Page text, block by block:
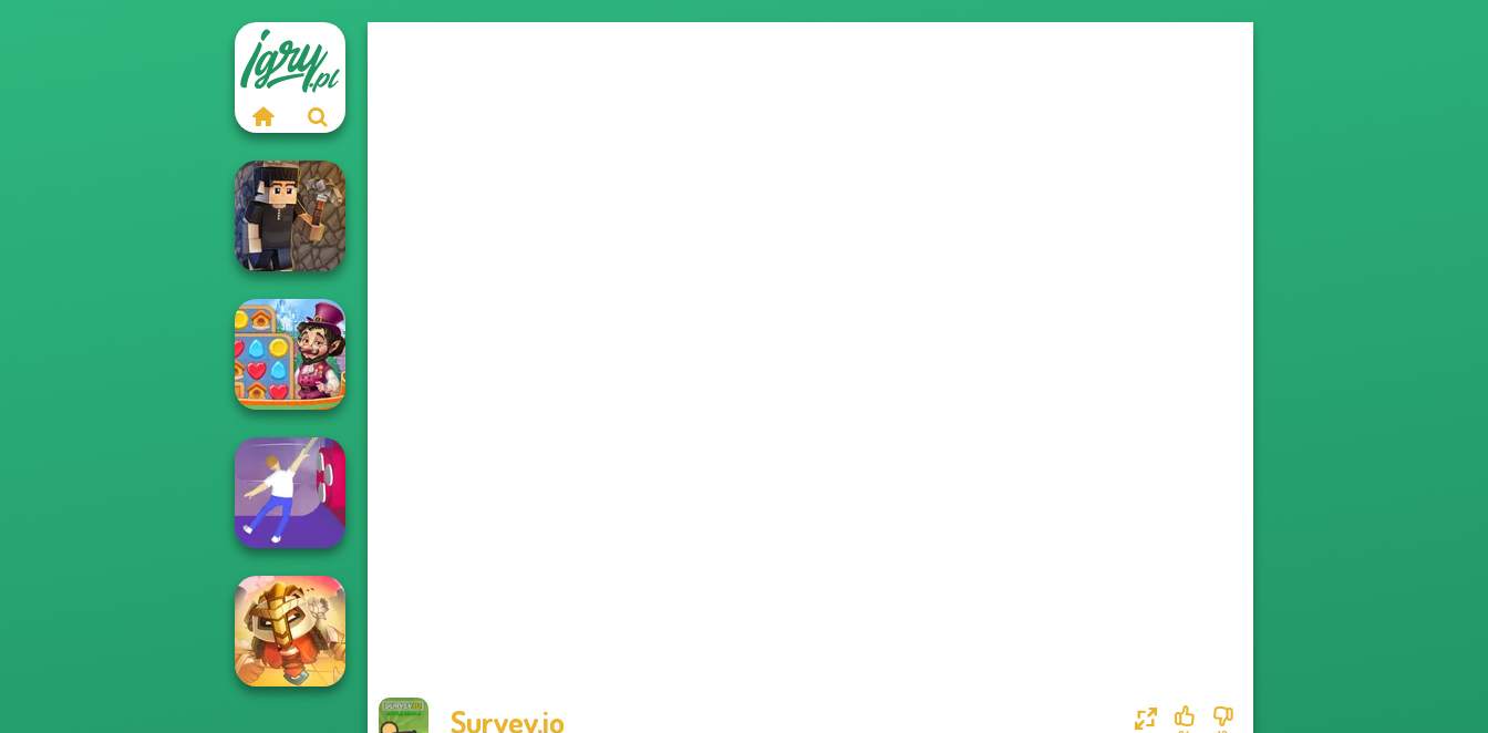
Survev.io
Vectaria.io
Vega Mix: Fairy
Town
Balance It